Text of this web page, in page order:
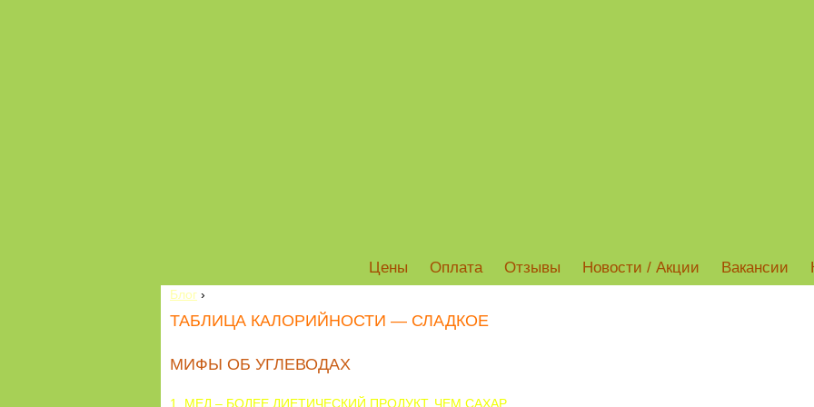
Цены Оплата Отзывы Новости / Акции Вакансии
Блог ›
ТАБЛИЦА КАЛОРИЙНОСТИ — СЛАДКОЕ
МИФЫ ОБ УГЛЕВОДАХ
1. МЕД – БОЛЕЕ ДИЕТИЧЕСКИЙ ПРОДУКТ, ЧЕМ САХАР